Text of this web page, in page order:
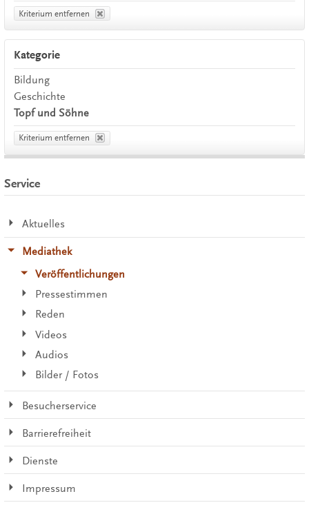
Kriterium entfernen
Kategorie
Bildung
Geschichte
Topf und Söhne
Kriterium entfernen
Service
Aktuelles
Mediathek
Veröffentlichungen
Pressestimmen
Reden
Videos
Audios
Bilder / Fotos
Besucherservice
Barrierefreiheit
Dienste
Impressum